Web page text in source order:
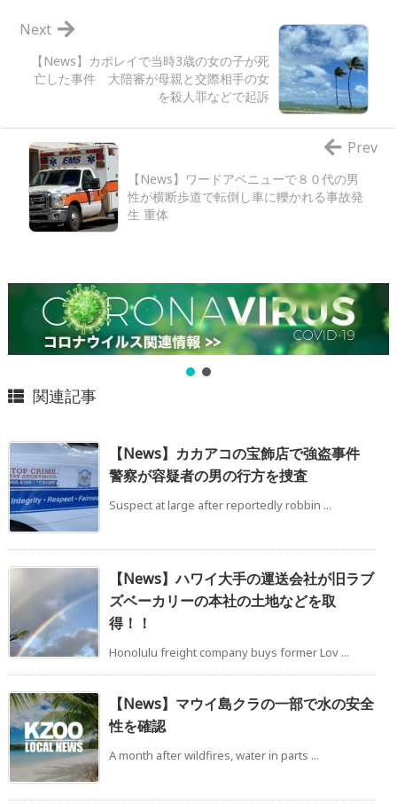
【News】カポレイで当時3歳の女の子が死
亡した事件 大陪審が母親と交際相手の女
を殺人罪などで起訴
Next
【News】ワードアベニューで８０代の男
性が横断歩道で転倒し車に轢かれる事故発
生 重体
Prev
関連記事
【News】カカアコの宝飾店で強盗事件
警察が容疑者の男の行方を捜査
Suspect at large after reportedly robbin ...
【News】ハワイ大手の運送会社が旧ラブ
ズベーカリーの本社の土地などを取
得！！
Honolulu freight company buys former Lov ...
【News】マウイ島クラの一部で水の安全
性を確認
A month after wildfires, water in parts ...